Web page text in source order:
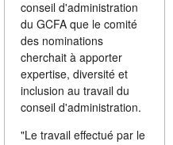
conseil d'administration
du GCFA que le comité
des nominations
cherchait à apporter
expertise, diversité et
inclusion au travail du
conseil d'administration.
"Le travail effectué par le